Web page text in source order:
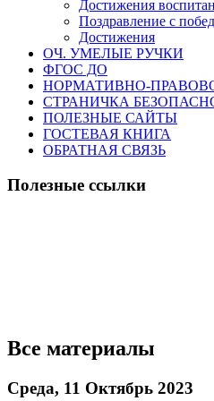
Достижения
Поздравление с
Достижения
ОЧ. УМЕЛЫЕ РУЧКИ
ФГОС ДО
НОРМАТИВНО-
СТРАНИЧКА
ПОЛЕЗНЫЕ САЙТЫ
ГОСТЕВАЯ КНИГА
ОБРАТНАЯ СВЯЗЬ
Полезные ссылки
Все материалы
Среда, 11 Октябрь 2023